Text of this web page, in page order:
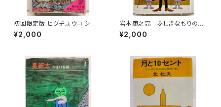
初回限定版 ヒグチユウコ シー
ル・ボックス サイン入り 201
8年 初版 グラフィック社
¥2,000
岩本康之亮 ふしぎなもりのも
のがたり 前川康男 創作どう
わ絵本８ 1966年 函なし
¥2,000